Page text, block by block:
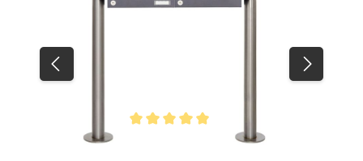
Durchschnittliche Bewertung von 5 von 5